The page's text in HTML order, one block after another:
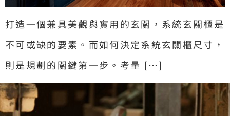
打造一個兼具美觀與實用的玄關，系統玄關櫃是
不可或缺的要素。而如何決定系統玄關櫃尺寸，
則是規劃的關鍵第一步。考量 […]